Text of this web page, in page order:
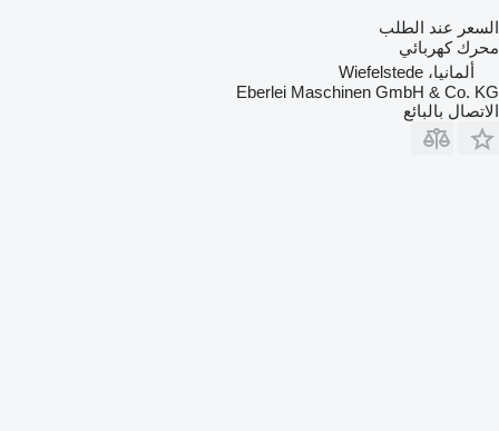
السعر عند الطلب
محرك كهربائي
ألمانيا، Wiefelstede
Eberlei Maschinen GmbH & Co. KG
الاتصال بالبائع